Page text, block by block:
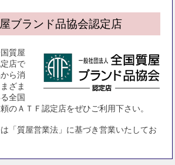
ブランド品協会認定店
質屋
店で
ら消
ざま
全国
のＡＴＦ認定店をぜひご利用下さい。
「質屋営業法」に基づき営業いたしてお